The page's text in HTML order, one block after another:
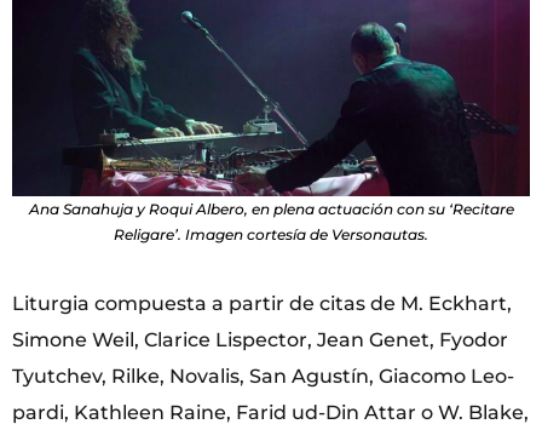
Ana Sanahuja y Roqui Albero, en plena actuación con su ‘Recitare
Religare’. Imagen cortesía de Versonautas.
Liturgia compuesta a partir de citas de M. Eckhart,
Simone Weil, Clarice Lispector, Jean Genet, Fyodor
Tyutchev, Rilke, Novalis, San Agustín, Giacomo Leo-
pardi, Kathleen Raine, Farid ud-Din Attar o W. Blake,